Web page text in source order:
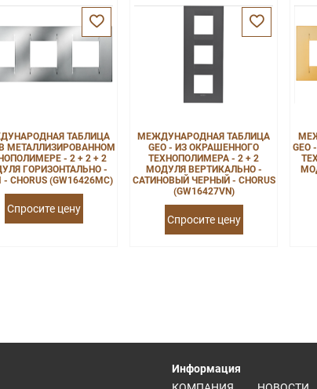
ТАБЛИЦА
В МЕТАЛЛИЗИРОВАННОМ
- 2 + 2 + 2
ГОРИЗОНТАЛЬНО -
CHORUS (GW16426MC)
Спросите цену
МЕЖДУНАРОДНАЯ ТАБЛИЦА
GEO - ИЗ ОКРАШЕННОГО
ТЕХНОПОЛИМЕРА - 2 + 2
МОДУЛЯ ВЕРТИКАЛЬНО -
САТИНОВЫЙ ЧЕРНЫЙ - CHORUS
(GW16427VN)
Спросите цену
Информация